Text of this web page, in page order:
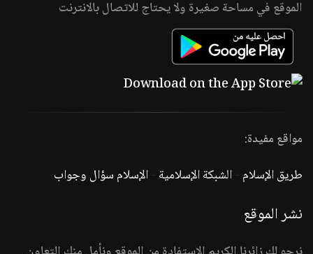
الموقع في مساحة صغيرة ولا يحتاج للاتصال بالانترنت
مواقع مفيدة:
طريق الإسلام -الشبكة الإسلامية -الإسلام سؤال وجواب
نشر الموقع